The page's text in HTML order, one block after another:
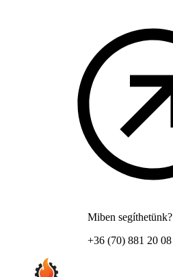
Miben segíthetünk?
+36 (70) 881 20 08